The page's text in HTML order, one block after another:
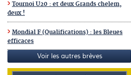
Tournoi U20 : et deux Grands chelem,
deux !
Mondial F (Qualifications) : les Bleues
efficaces
Voir les autres brèves